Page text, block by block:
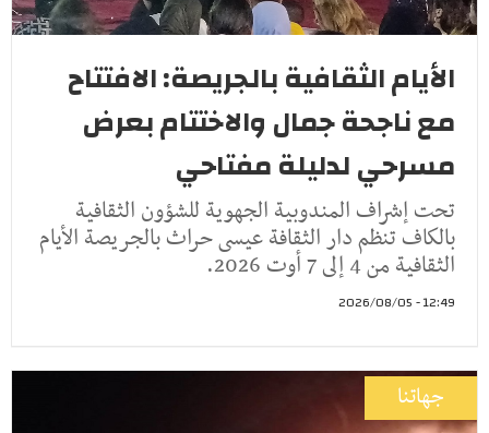
الأيام الثقافية بالجريصة: الافتتاح
مع ناجحة جمال والاختتام بعرض
مسرحي لدليلة مفتاحي
تحت إشراف المندوبية الجهوية للشؤون الثقافية
بالكاف تنظم دار الثقافة عيسى حراث بالجريصة الأيام
الثقافية من 4 إلى 7 أوت 2026.
12:49 - 2026/08/05
جهاتنا